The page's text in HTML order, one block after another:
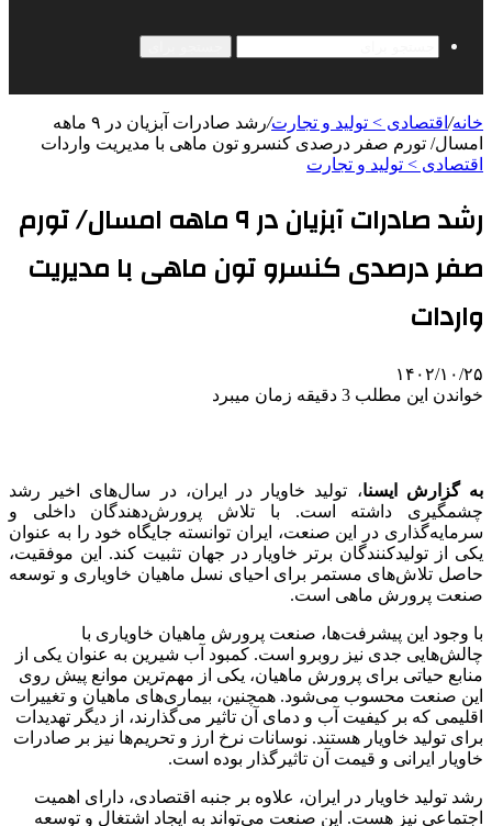
خانه/ اقتصادی > تولید و تجارت/
رشد صادرات آبزیان در ۹ ماهه
امسال/ تورم صفر درصدی کنسرو تون ماهی با مدیریت واردات
اقتصادی > تولید و تجارت
رشد صادرات آبزیان در ۹ ماهه امسال/ تورم
صفر درصدی کنسرو تون ماهی با مدیریت
واردات
۱۴۰۲/۱۰/۲۵
خواندن این مطلب 3 دقیقه زمان میبرد
به گزارش ایسنا، تولید خاویار در ایران، در سال‌های اخیر رشد
چشمگیری داشته است. با تلاش پرورش‌دهندگان داخلی و
سرمایه‌گذاری در این صنعت، ایران توانسته جایگاه خود را به عنوان
یکی از تولیدکنندگان برتر خاویار در جهان تثبیت کند. این موفقیت،
حاصل تلاش‌های مستمر برای احیای نسل ماهیان خاویاری و توسعه
صنعت پرورش ماهی است.
با وجود این پیشرفت‌ها، صنعت پرورش ماهیان خاویاری با
چالش‌هایی جدی نیز روبرو است. کمبود آب شیرین به عنوان یکی از
منابع حیاتی برای پرورش ماهیان، یکی از مهم‌ترین موانع پیش روی
این صنعت محسوب می‌شود. همچنین، بیماری‌های ماهیان و تغییرات
اقلیمی که بر کیفیت آب و دمای آن تاثیر می‌گذارند، از دیگر تهدیدات
برای تولید خاویار هستند. نوسانات نرخ ارز و تحریم‌ها نیز بر صادرات
خاویار ایرانی و قیمت آن تاثیرگذار بوده است.
رشد تولید خاویار در ایران، علاوه بر جنبه اقتصادی، دارای اهمیت
اجتماعی نیز هست. این صنعت می‌تواند به ایجاد اشتغال و توسعه